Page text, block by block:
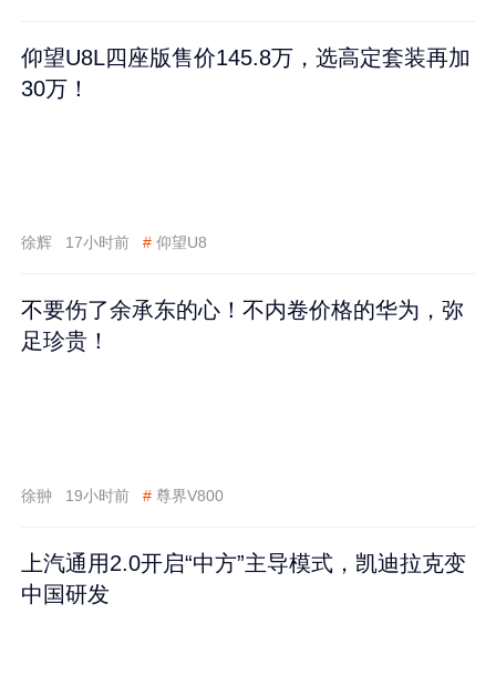
仰望U8L四座版售价145.8万，选高定套装再加
30万！
徐辉 17小时前 # 仰望U8
不要伤了余承东的心！不内卷价格的华为，弥
足珍贵！
徐翀 19小时前 # 尊界V800
上汽通用2.0开启“中方”主导模式，凯迪拉克变
中国研发